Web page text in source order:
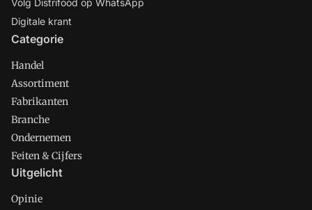
Volg Distrifood op WhatsApp
Digitale krant
Categorie
Handel
Assortiment
Fabrikanten
Branche
Ondernemen
Feiten & Cijfers
Uitgelicht
Opinie